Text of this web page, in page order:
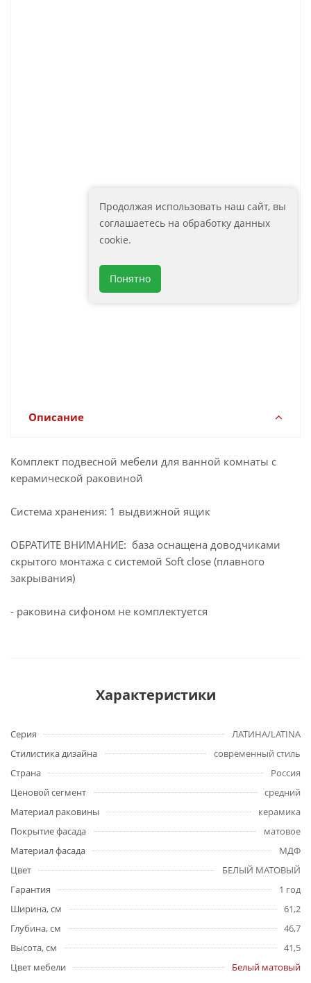
Артикул: AM-Gen-600-800-DS-F-
Комплектующие (1)
Описание
Комплект подвесной мебели для ванной комнаты с
керамической раковиной
Система хранения: 1 выдвижной ящик
ОБРАТИТЕ ВНИМАНИЕ: база оснащена доводчиками
скрытого монтажа с системой Soft close (плавного
закрывания)
- раковина сифоном не комплектуется
Характеристики
Серия
ЛАТИНА/LATINA
Стилистика дизайна
современный стиль
Страна
Россия
Ценовой сегмент
средний
Материал раковины
керамика
Покрытие фасада
матовое
Материал фасада
МДФ
Цвет
БЕЛЫЙ МАТОВЫЙ
Гарантия
1 год
Ширина, см
61,2
Глубина, см
46,7
Высота, см
41,5
Цвет мебели
Белый матовый
Продолжая использовать наш сайт, вы
соглашаетесь на обработку данных
cookie.
Понятно